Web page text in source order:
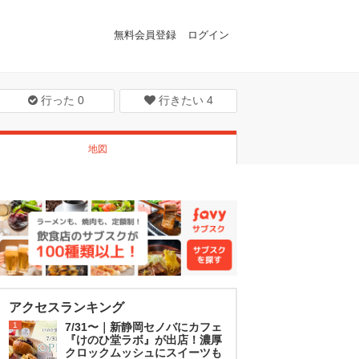
無料会員登録 ログイン
行った 0 行きたい 4
地図
アクセスランキング
1
7/31〜｜新静岡セノバにカフェ
『けのひ堂ラボ』が出店！濃厚
クロックムッシュにスイーツも